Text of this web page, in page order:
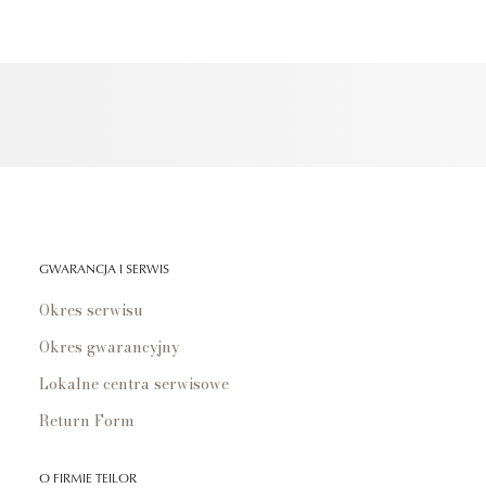
GWARANCJA I SERWIS
Okres serwisu
Okres gwarancyjny
Lokalne centra serwisowe
Return Form
O FIRMIE TEILOR